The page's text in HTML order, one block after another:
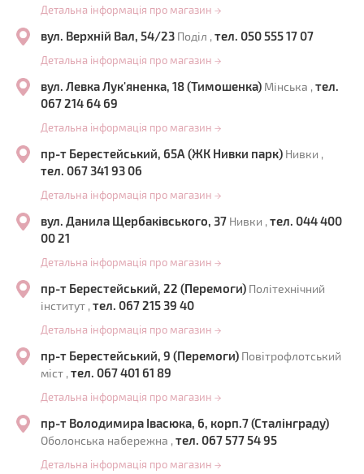
Детальна інформація про магазин →
вул. Верхній Вал, 54/23 Поділ , тел. 050 555 17 07
Детальна інформація про магазин →
вул. Левка Лук'яненка, 18 (Тимошенка) Мінська , тел.
067 214 64 69
Детальна інформація про магазин →
пр-т Берестейський, 65А (ЖК Нивки парк) Нивки ,
тел. 067 341 93 06
Детальна інформація про магазин →
вул. Данила Щербаківського, 37 Нивки , тел. 044 400
00 21
Детальна інформація про магазин →
пр-т Берестейський, 22 (Перемоги) Політехнічний
інститут , тел. 067 215 39 40
Детальна інформація про магазин →
пр-т Берестейський, 9 (Перемоги) Повітрофлотський
міст , тел. 067 401 61 89
Детальна інформація про магазин →
пр-т Володимира Івасюка, 6, корп.7 (Сталінграду)
Оболонська набережна , тел. 067 577 54 95
Детальна інформація про магазин →